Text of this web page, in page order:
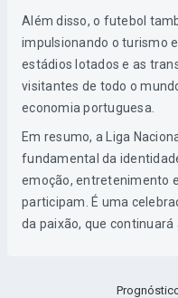
Além disso, o futebol
impulsionando o turismo
estádios lotados e as
visitantes de todo o
economia portuguesa.
Em resumo, a Liga
fundamental da
emoção, entretenimento
participam. É uma
da paixão, que